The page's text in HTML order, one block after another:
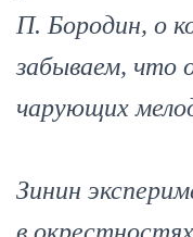
П. Бородин, о
забываем, что
чарующих
Зинин